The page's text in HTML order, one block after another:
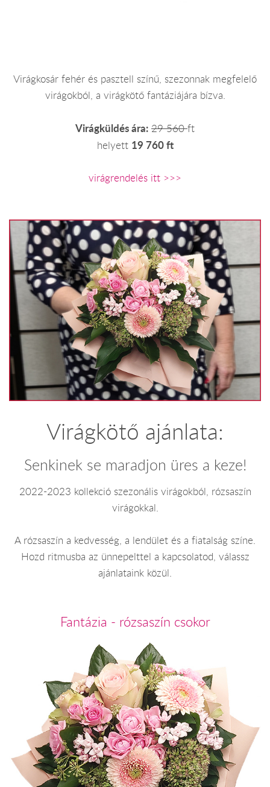
Virágkosár fehér és pasztell színű, szezonnak megfelelő
virágokból, a virágkötő fantáziájára bízva.
Virágküldés ára: 29 560ft
helyett 19 760 ft
virágrendelés itt >>>
Virágkötő ajánlata:
Senkinek se maradjon üres a keze!
2022-2023 kollekció szezonális virágokból, rózsaszín
virágokkal.
A rózsaszín a kedvesség, a lendület és a fiatalság színe.
Hozd ritmusba az ünnepelttel a kapcsolatod, válassz
ajánlataink közül.
Fantázia - rózsaszín csokor